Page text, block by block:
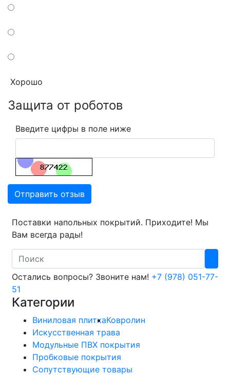
Хорошо
Защита от роботов
Введите цифры в поле ниже
Отправить отзыв
Поставки напольных покрытий. Приходите! Мы
Вам всегда рады!
Search
Остались вопросы? Звоните нам! +7 (978) 051-77-
51
Категории
Виниловая плиткаКовролин
Искусственная трава
Модульные ПВХ покрытия
Пробковые покрытия
Сопутствующие товары